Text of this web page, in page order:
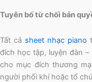
Tuyên bố từ chối bản
Tất cả sheet nhạc piano
đích học tập, luyện đàn
cho mục đích thương
người phối khí hoặc tổ